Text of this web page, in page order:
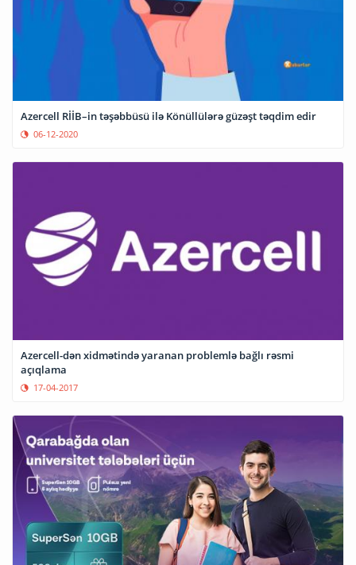
Azercell RİİB–in təşəbbüsü ilə Könüllülərə güzəşt təqdim edir
06-12-2020
Azercell-dən xidmətində yaranan problemlə bağlı rəsmi
açıqlama
17-04-2017